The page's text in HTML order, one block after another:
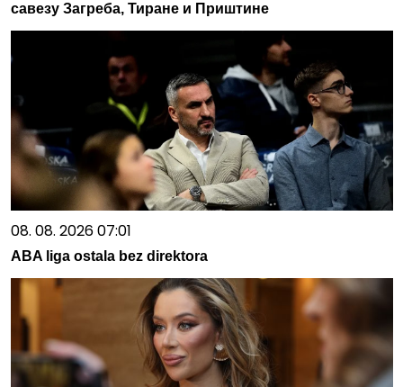
савезу Загреба, Тиране и Приштине
08. 08. 2026 07:01
ABA liga ostala bez direktora